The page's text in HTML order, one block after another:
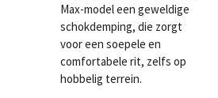
Max-model een geweldige
schokdemping, die zorgt
voor een soepele en
comfortabele rit, zelfs op
hobbelig terrein.